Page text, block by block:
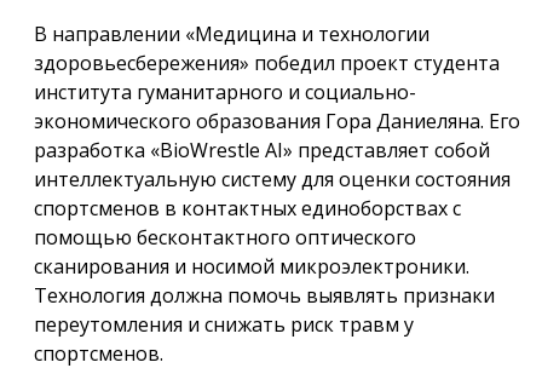
В направлении «Медицина и технологии
здоровьесбережения» победил проект студента
института гуманитарного и социально-
экономического образования Гора Даниеляна. Его
разработка «BioWrestle AI» представляет собой
интеллектуальную систему для оценки состояния
спортсменов в контактных единоборствах с
помощью бесконтактного оптического
сканирования и носимой микроэлектроники.
Технология должна помочь выявлять признаки
переутомления и снижать риск травм у
спортсменов.